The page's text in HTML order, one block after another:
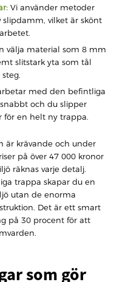
Vi använder metoder
vilket är skönt
välja material som 8 mm
slitstark yta som tål
med den befintliga
och du slipper
för en helt ny trappa.
är krävande och under
på över 47 000 kronor
räknas varje detalj.
trappa skapar du en
utan de enorma
Det är ett smart
på 30 procent för att
som gör